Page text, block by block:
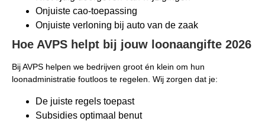
Onjuiste cao-toepassing
Onjuiste verloning bij auto van de zaak
Hoe AVPS helpt bij jouw loonaangifte 2026
Bij AVPS helpen we bedrijven groot én klein om hun
loonadministratie foutloos te regelen. Wij zorgen dat je:
De juiste regels toepast
Subsidies optimaal benut